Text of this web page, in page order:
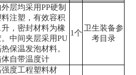
外层均采用PP硬制
料注塑，有效容积
升，密封材料为橡
。中间夹层采用PU
热保温发泡材料。
体自带温度计
1个
卫生装备参
考目录
强度工程塑料材